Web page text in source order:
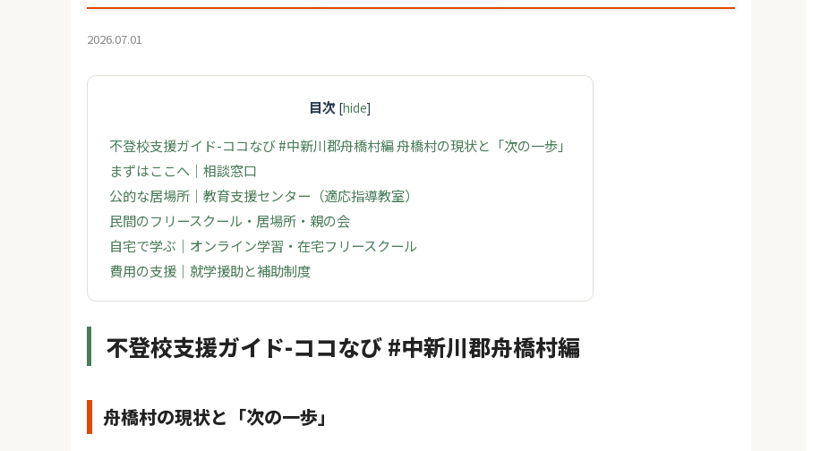
2026.07.01
目次 [hide]
不登校支援ガイド-ココなび #中新川郡舟橋村編 舟橋村の現状と「次の一歩」
まずはここへ｜相談窓口
公的な居場所｜教育支援センター（適応指導教室）
民間のフリースクール・居場所・親の会
自宅で学ぶ｜オンライン学習・在宅フリースクール
費用の支援｜就学援助と補助制度
不登校支援ガイド-ココなび #中新川郡舟橋村編
舟橋村の現状と「次の一歩」